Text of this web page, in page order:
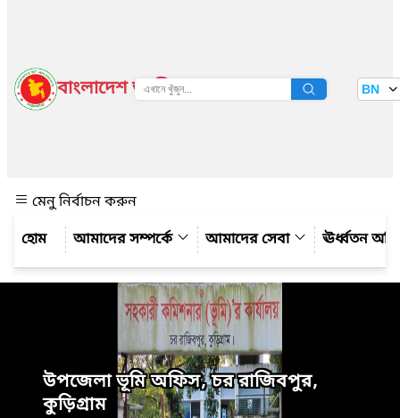
বাংলাদেশ জাতীয় তথ্য বাতায়ন BN
মেনু নির্বাচন করুন
আমাদের সম্পর্কে
আমাদের সেবা ঊর্ধ্বতন
উপজেলা ভূমি অফিস, চর রাজিবপুর,
কুড়িগ্রাম